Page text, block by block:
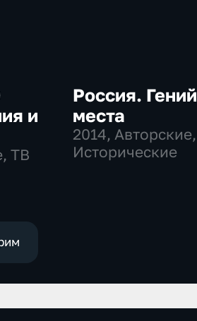
и
ТВ
Россия. Гений
места
2014, Авторские,
Исторические